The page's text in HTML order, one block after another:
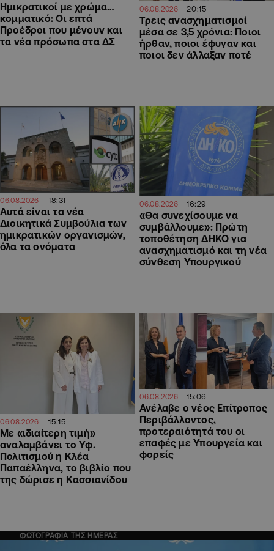
Ημικρατικοί με χρώμα…
κομματικό: Οι επτά
Προέδροι που μένουν και
τα νέα πρόσωπα στα ΔΣ
06.08.2026 20:15
Τρεις ανασχηματισμοί
μέσα σε 3,5 χρόνια: Ποιοι
ήρθαν, ποιοι έφυγαν και
ποιοι δεν άλλαξαν ποτέ
06.08.2026 18:31
Αυτά είναι τα νέα
Διοικητικά Συμβούλια των
ημικρατικών οργανισμών,
όλα τα ονόματα
06.08.2026 16:29
«Θα συνεχίσουμε να
συμβάλλουμε»: Πρώτη
τοποθέτηση ΔΗΚΟ για
ανασχηματισμό και τη νέα
σύνθεση Υπουργικού
06.08.2026 15:15
Με «ιδιαίτερη τιμή»
αναλαμβάνει το Υφ.
Πολιτισμού η Κλέα
Παπαέλληνα, το βιβλίο που
της δώρισε η Κασσιανίδου
06.08.2026 15:06
Ανέλαβε ο νέος Επίτροπος
Περιβάλλοντος,
προτεραιότητά του οι
επαφές με Υπουργεία και
φορείς
ΦΩΤΟΓΡΑΦΙΑ ΤΗΣ ΗΜΕΡΑΣ